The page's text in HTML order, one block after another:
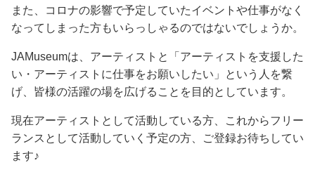
また、コロナの影響で予定していたイベントや仕事がなく
なってしまった方もいらっしゃるのではないでしょうか。
JAMuseumは、アーティストと「アーティストを支援した
い・アーティストに仕事をお願いしたい」という人を繋
げ、皆様の活躍の場を広げることを目的としています。
現在アーティストとして活動している方、これからフリー
ランスとして活動していく予定の方、ご登録お待ちしてい
ます♪